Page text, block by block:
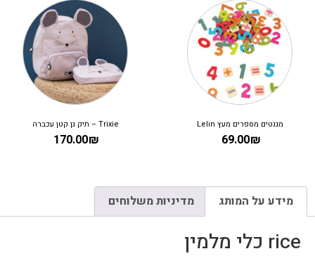
מגנטים מספרים מעץ Lelin
69.00₪
Trixie – תיק גן קטן עכברה
170.00₪
מידע על המותג מדיניות משלוחים
rice כלי מלמין